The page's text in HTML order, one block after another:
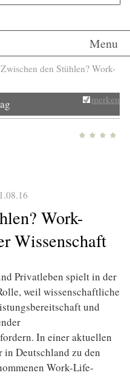
Menu
den Stühlen? Work-
merken
Work-
Wissenschaft
Privatleben spielt in der
weil wissenschaftliche
und
In einer aktuellen
Deutschland zu den
Work-Life-